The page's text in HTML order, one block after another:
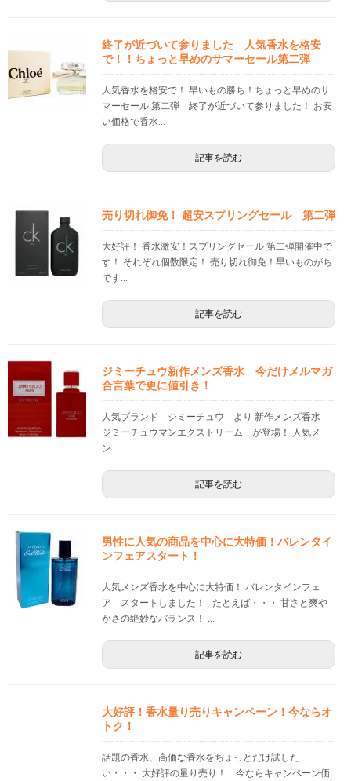
終了が近づいて参りました 人気香水を格安
で！！ちょっと早めのサマーセール第二弾
人気香水を格安で！ 早いもの勝ち！ちょっと早めのサ
マーセール 第二弾 終了が近づいて参りました！ お安
い価格で香水...
記事を読む
売り切れ御免！ 超安スプリングセール 第二弾
大好評！ 香水激安！スプリングセール 第二弾開催中で
す！ それぞれ個数限定！ 売り切れ御免！早いものがち
です...
記事を読む
ジミーチュウ新作メンズ香水 今だけメルマガ
合言葉で更に値引き！
人気ブランド ジミーチュウ より 新作メンズ香水
ジミーチュウマンエクストリーム が登場！ 人気メ
ン...
記事を読む
男性に人気の商品を中心に大特価！バレンタイ
ンフェアスタート！
人気メンズ香水を中心に大特価！ バレンタインフェ
ア スタートしました！ たとえば・・・ 甘さと爽や
かさの絶妙なバランス！ ...
記事を読む
大好評！香水量り売りキャンペーン！今ならオ
トク！
話題の香水、高価な香水をちょっとだけ試した
い・・・ 大好評の量り売り！ 今ならキャンペーン価